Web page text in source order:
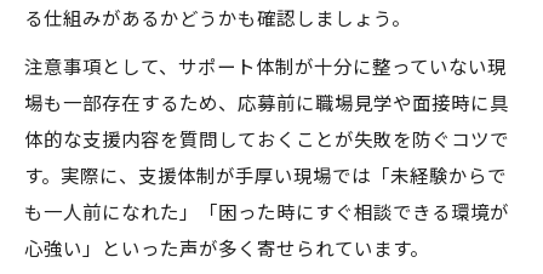
る仕組みがあるかどうかも確認しましょう。
注意事項として、サポート体制が十分に整っていない現
場も一部存在するため、応募前に職場見学や面接時に具
体的な支援内容を質問しておくことが失敗を防ぐコツで
す。実際に、支援体制が手厚い現場では「未経験からで
も一人前になれた」「困った時にすぐ相談できる環境が
心強い」といった声が多く寄せられています。